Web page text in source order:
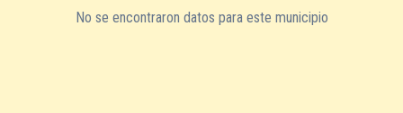
No se encontraron datos para este municipio